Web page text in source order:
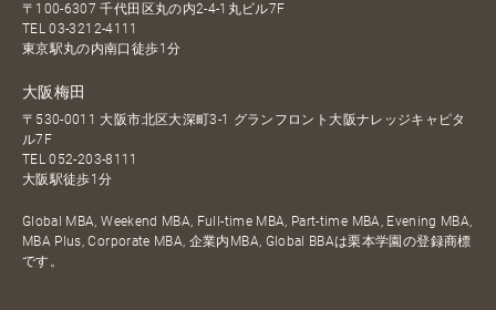
〒100-6307 千代田区丸の内2-4-1丸ビル7F
TEL03-3212-4111
東京駅丸の内南口徒歩1分
大阪梅田
〒530-0011 大阪市北区大深町3-1 グランフロント大阪ナレッジキャピタ
ル7F
TEL052-203-8111
大阪駅徒歩1分
Global MBA, Weekend MBA, Full-time MBA, Part-time MBA, Evening MBA,
MBA Plus, Corporate MBA, 企業内MBA, Global BBAは栗本学園の登録商標
です。